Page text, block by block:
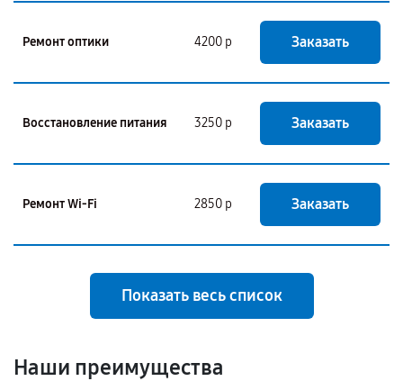
Ремонт оптики 4200 р Заказать
Восстановление питания 3250 р Заказать
Ремонт Wi-Fi 2850 р Заказать
Показать весь список
Наши преимущества